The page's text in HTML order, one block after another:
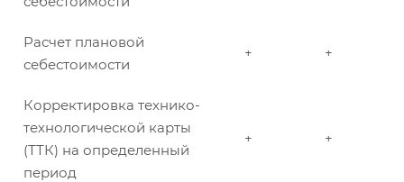
Расчет плановой
себестоимости
+ +
Корректировка технико-
технологической карты
(ТТК) на определенный
период
+ +